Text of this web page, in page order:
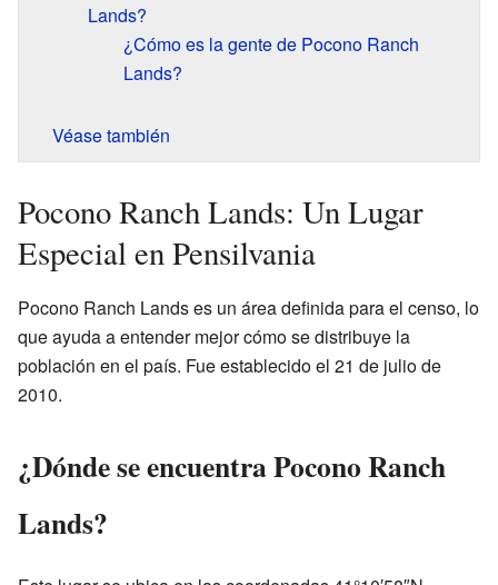
Lands?
¿Cómo es la gente de Pocono Ranch
Lands?
Véase también
Pocono Ranch Lands: Un Lugar
Especial en Pensilvania
Pocono Ranch Lands es un área definida para el censo, lo
que ayuda a entender mejor cómo se distribuye la
población en el país. Fue establecido el 21 de julio de
2010.
¿Dónde se encuentra Pocono Ranch
Lands?